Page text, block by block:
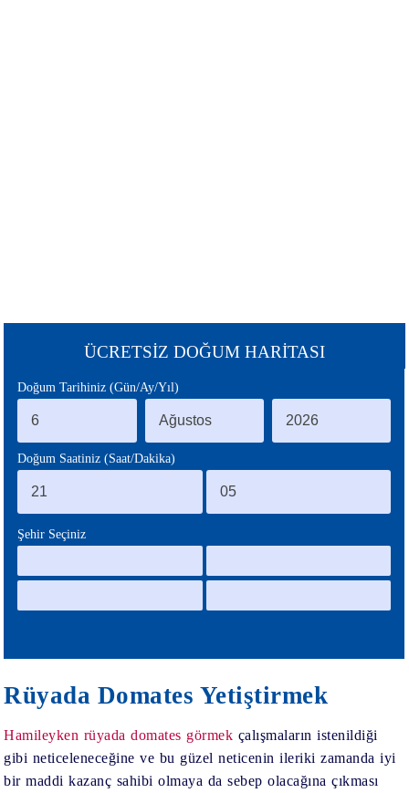
BLOG
ÜCRETSİZ DOĞUM HARİTASI
Doğum Tarihiniz (Gün/Ay/Yıl)
Doğum Saatiniz (Saat/Dakika)
Şehir Seçiniz
Rüyada Domates Yetiştirmek
Hamileyken rüyada domates görmek çalışmaların istenildiği
gibi neticeleneceğine ve bu güzel neticenin ileriki zamanda iyi
bir maddi kazanç sahibi olmaya da sebep olacağına çıkması